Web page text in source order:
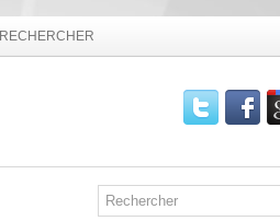
RECHERCHER